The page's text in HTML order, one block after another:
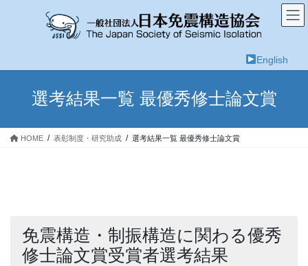
English
選考結果一覧 最優秀修士論文賞
HOME 表彰制度・研究助成 選考結果一覧 最優秀修士論文賞
免震構造・制振構造に関わる優秀
修士論文賞受賞者選考結果